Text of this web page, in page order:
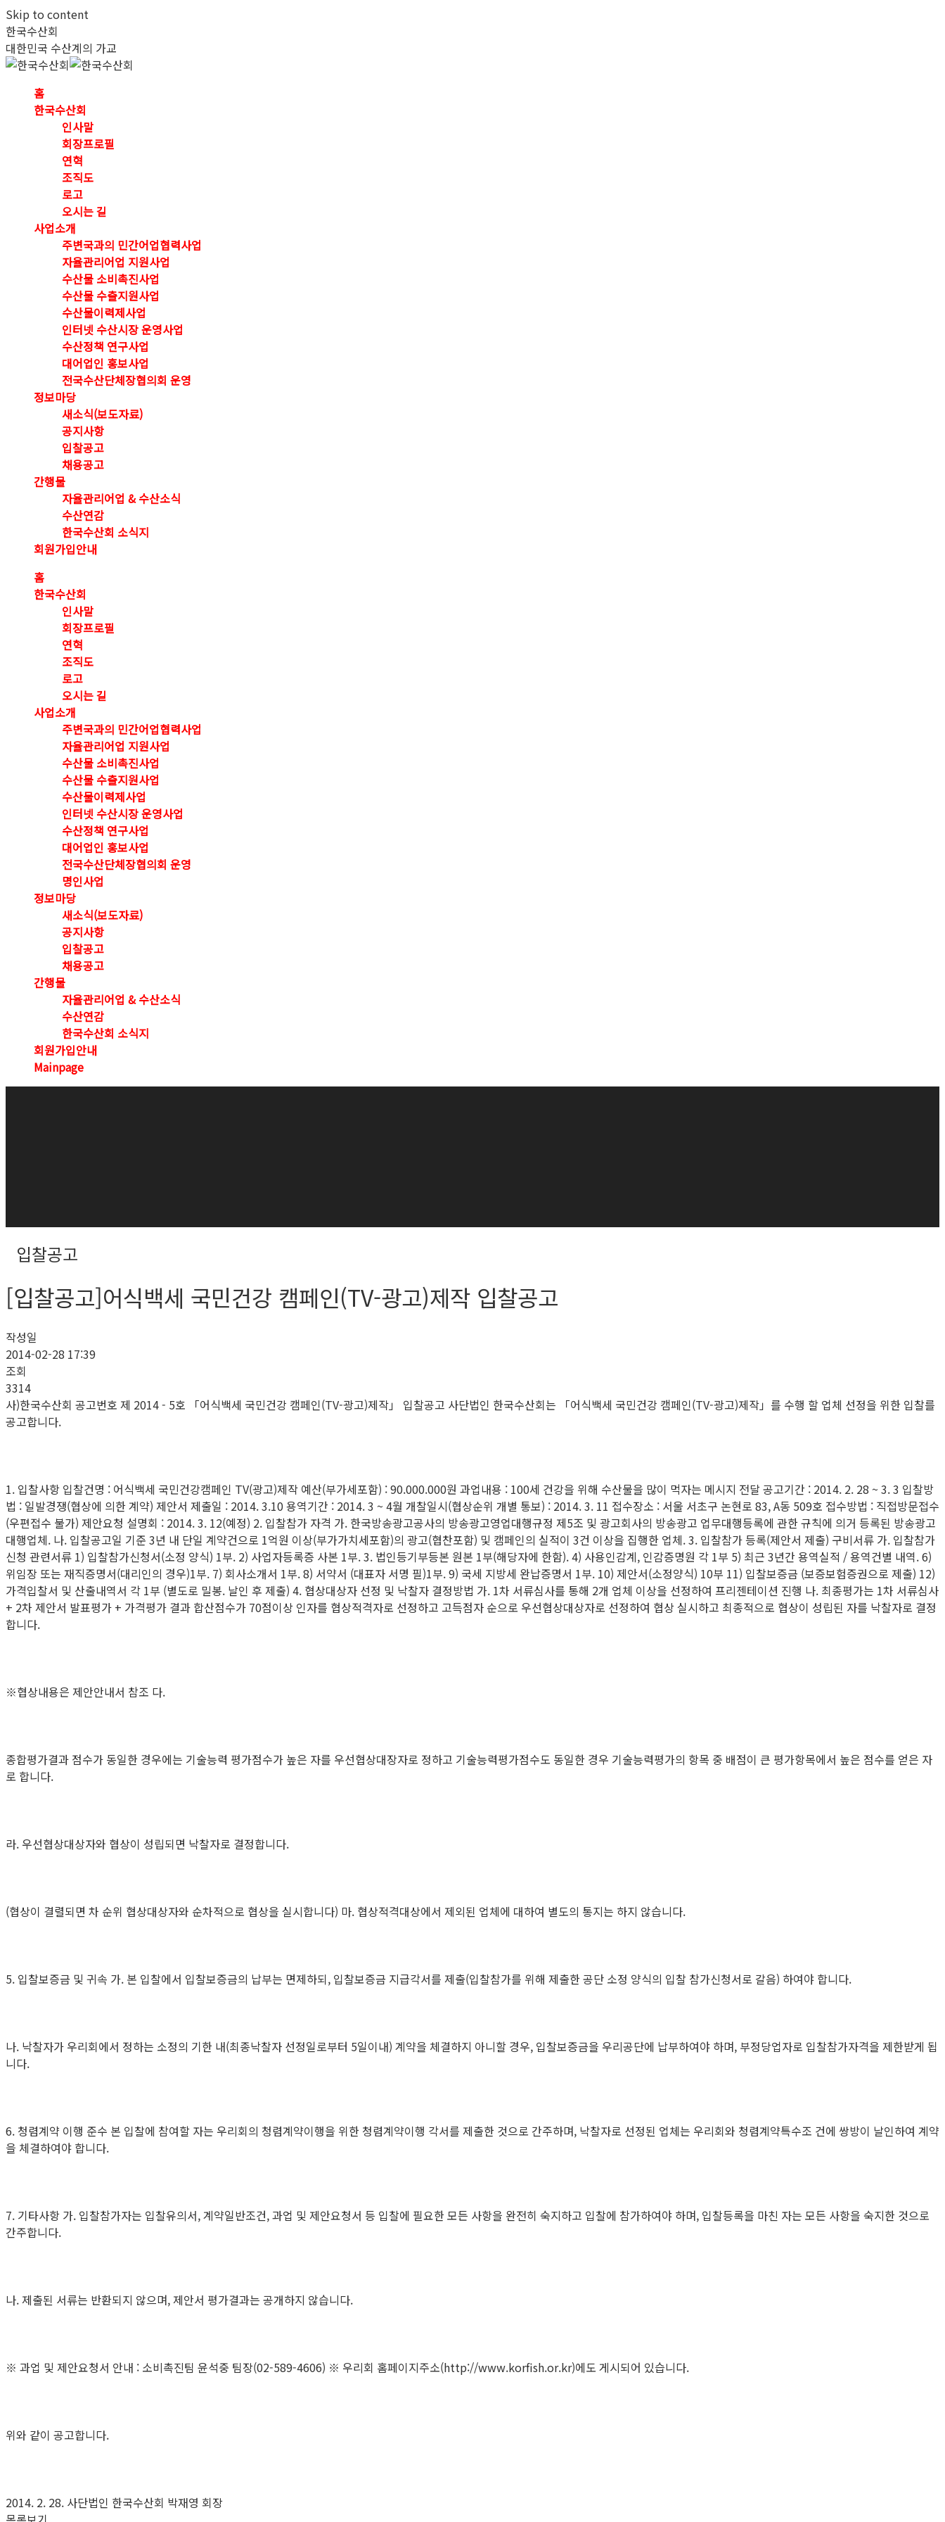
Skip to content
한국수산회
대한민국 수산계의 가교
홈
한국수산회
인사말
회장프로필
연혁
조직도
로고
오시는 길
사업소개
주변국과의 민간어업협력사업
자율관리어업 지원사업
수산물 소비촉진사업
수산물 수출지원사업
수산물이력제사업
인터넷 수산시장 운영사업
수산정책 연구사업
대어업인 홍보사업
전국수산단체장협의회 운영
정보마당
새소식(보도자료)
공지사항
입찰공고
채용공고
간행물
자율관리어업 & 수산소식
수산연감
한국수산회 소식지
회원가입안내
홈
한국수산회
인사말
회장프로필
연혁
조직도
로고
오시는 길
사업소개
주변국과의 민간어업협력사업
자율관리어업 지원사업
수산물 소비촉진사업
수산물 수출지원사업
수산물이력제사업
인터넷 수산시장 운영사업
수산정책 연구사업
대어업인 홍보사업
전국수산단체장협의회 운영
명인사업
정보마당
새소식(보도자료)
공지사항
입찰공고
채용공고
간행물
자율관리어업 & 수산소식
수산연감
한국수산회 소식지
회원가입안내
Mainpage
입찰공고
[입찰공고]어식백세 국민건강 캠페인(TV-광고)제작 입찰공고
작성일
2014-02-28 17:39
조회
3314
사)한국수산회 공고번호 제 2014 - 5호 「어식백세 국민건강 캠페인(TV-광고)제작」 입찰공고 사단법인 한국수산회는 「어식백세 국민건강 캠페인(TV-광고)제작」를 수행 할 업체 선정을 위한 입찰를
공고합니다.
1. 입찰사항 입찰건명 : 어식백세 국민건강캠페인 TV(광고)제작 예산(부가세포함) : 90.000.000원 과업내용 : 100세 건강을 위해 수산물을 많이 먹자는 메시지 전달 공고기간 : 2014. 2. 28 ~ 3. 3 입찰방
법 : 일발경쟁(협상에 의한 계약) 제안서 제출일 : 2014. 3.10 용역기간 : 2014. 3 ~ 4월 개찰일시(협상순위 개별 통보) : 2014. 3. 11 접수장소 : 서울 서초구 논현로 83, A동 509호 접수방법 : 직접방문접수
(우편접수 불가) 제안요청 설명회 : 2014. 3. 12(예정) 2. 입찰참가 자격 가. 한국방송광고공사의 방송광고영업대행규정 제5조 및 광고회사의 방송광고 업무대행등록에 관한 규칙에 의거 등록된 방송광고
대행업체. 나. 입찰공고일 기준 3년 내 단일 계약건으로 1억원 이상(부가가치세포함)의 광고(협찬포함) 및 캠페인의 실적이 3건 이상을 집행한 업체. 3. 입찰참가 등록(제안서 제출) 구비서류 가. 입찰참가
신청 관련서류 1) 입찰참가신청서(소정 양식) 1부. 2) 사업자등록증 사본 1부. 3. 법인등기부등본 원본 1부(해당자에 한함). 4) 사용인감계, 인감증명원 각 1부 5) 최근 3년간 용역실적 / 용역건별 내역. 6)
위임장 또는 재직증명서(대리인의 경우)1부. 7) 회사소개서 1부. 8) 서약서 (대표자 서명 필)1부. 9) 국세 지방세 완납증명서 1부. 10) 제안서(소정양식) 10부 11) 입찰보증금 (보증보험증권으로 제출) 12)
가격입찰서 및 산출내역서 각 1부 (별도로 밀봉. 날인 후 제출) 4. 협상대상자 선정 및 낙찰자 결정방법 가. 1차 서류심사를 통해 2개 업체 이상을 선정하여 프리젠테이션 진행 나. 최종평가는 1차 서류심사
+ 2차 제안서 발표평가 + 가격평가 결과 합산점수가 70점이상 인자를 협상적격자로 선정하고 고득점자 순으로 우선협상대상자로 선정하여 협상 실시하고 최종적으로 협상이 성립된 자를 낙찰자로 결정
합니다.
※협상내용은 제안안내서 참조 다.
종합평가결과 점수가 동일한 경우에는 기술능력 평가점수가 높은 자를 우선협상대장자로 정하고 기술능력평가점수도 동일한 경우 기술능력평가의 항목 중 배점이 큰 평가항목에서 높은 점수를 얻은 자
로 합니다.
라. 우선협상대상자와 협상이 성립되면 낙찰자로 결정합니다.
(협상이 결렬되면 차 순위 협상대상자와 순차적으로 협상을 실시합니다) 마. 협상적격대상에서 제외된 업체에 대하여 별도의 통지는 하지 않습니다.
5. 입찰보증금 및 귀속 가. 본 입찰에서 입찰보증금의 납부는 면제하되, 입찰보증금 지급각서를 제출(입찰참가를 위해 제출한 공단 소정 양식의 입찰 참가신청서로 갈음) 하여야 합니다.
나. 낙찰자가 우리회에서 정하는 소정의 기한 내(최종낙찰자 선정일로부터 5일이내) 계약을 체결하지 아니할 경우, 입찰보증금을 우리공단에 납부하여야 하며, 부정당업자로 입찰참가자격을 제한받게 됩
니다.
6. 청렴계약 이행 준수 본 입찰에 참여할 자는 우리회의 청렴계약이행을 위한 청렴계약이행 각서를 제출한 것으로 간주하며, 낙찰자로 선정된 업체는 우리회와 청렴계약특수조 건에 쌍방이 날인하여 계약
을 체결하여야 합니다.
7. 기타사항 가. 입찰참가자는 입찰유의서, 계약일반조건, 과업 및 제안요청서 등 입찰에 필요한 모든 사항을 완전히 숙지하고 입찰에 참가하여야 하며, 입찰등록을 마친 자는 모든 사항을 숙지한 것으로
간주합니다.
나. 제출된 서류는 반환되지 않으며, 제안서 평가결과는 공개하지 않습니다.
※ 과업 및 제안요청서 안내 : 소비촉진팀 윤석중 팀장(02-589-4606) ※ 우리회 홈페이지주소(http://www.korfish.or.kr)에도 게시되어 있습니다.
위와 같이 공고합니다.
2014. 2. 28. 사단법인 한국수산회 박재영 회장